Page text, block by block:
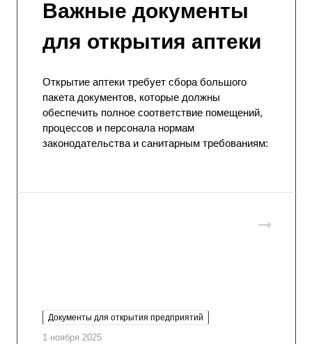
Важные документы
для открытия аптеки
Открытие аптеки требует сбора большого
пакета документов, которые должны
обеспечить полное соответствие помещений,
процессов и персонала нормам
законодательства и санитарным требованиям:
Документы для открытия предприятий
1 ноября 2025